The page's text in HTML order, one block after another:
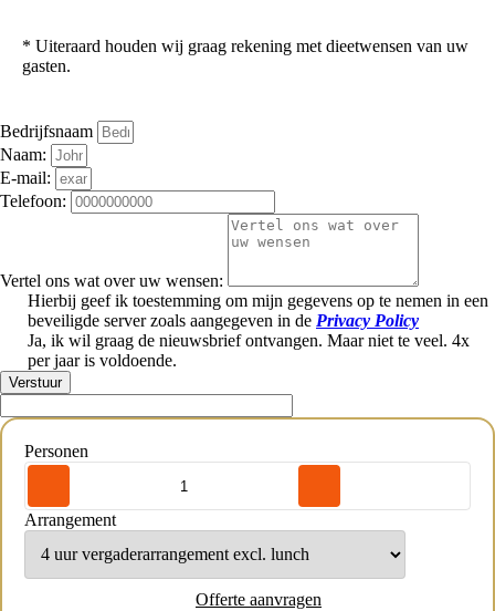
‍* Uiteraard houden wij graag rekening met dieetwensen van uw
gasten.
Bedrijfsnaam
Naam:
E-mail:
Telefoon:
Vertel ons wat over uw wensen:
Hierbij geef ik toestemming om mijn gegevens op te nemen in een
beveiligde server zoals aangegeven in de Privacy Policy
Ja, ik wil graag de nieuwsbrief ontvangen. Maar niet te veel. 4x
per jaar is voldoende.
Verstuur
Personen
Arrangement
Offerte aanvragen